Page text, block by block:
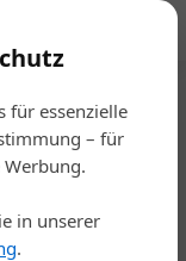
für essenzielle
– für
in unserer
. 09:20 Uhr